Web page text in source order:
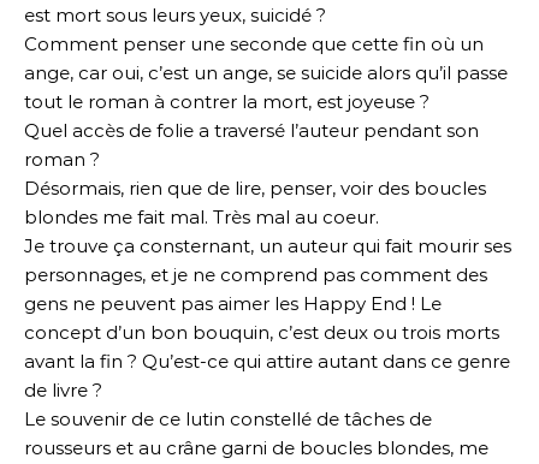
est mort sous leurs yeux, suicidé ?
Comment penser une seconde que cette fin où un
ange, car oui, c’est un ange, se suicide alors qu’il passe
tout le roman à contrer la mort, est joyeuse ?
Quel accès de folie a traversé l’auteur pendant son
roman ?
Désormais, rien que de lire, penser, voir des boucles
blondes me fait mal. Très mal au coeur.
Je trouve ça consternant, un auteur qui fait mourir ses
personnages, et je ne comprend pas comment des
gens ne peuvent pas aimer les Happy End ! Le
concept d’un bon bouquin, c’est deux ou trois morts
avant la fin ? Qu’est-ce qui attire autant dans ce genre
de livre ?
Le souvenir de ce lutin constellé de tâches de
rousseurs et au crâne garni de boucles blondes, me